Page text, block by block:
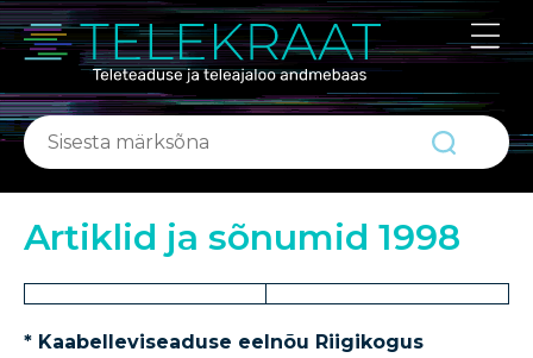
ABIKS
Portaalist
Artiklid ja sõnumid 1998
* Kaabelleviseaduse eelnõu Riigikogus